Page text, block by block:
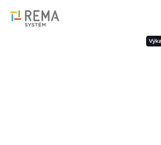
Zelené firmy ve
soutěži odevzdaly
tun vysloužilého